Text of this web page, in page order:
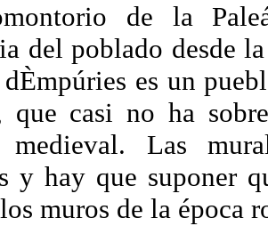
de la
del poblado desde
es un
que casi no ha
medieval. Las
y hay que suponer
muros de la época